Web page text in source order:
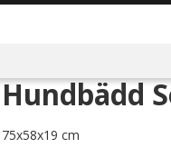
Hundbädd
75x58x19 cm